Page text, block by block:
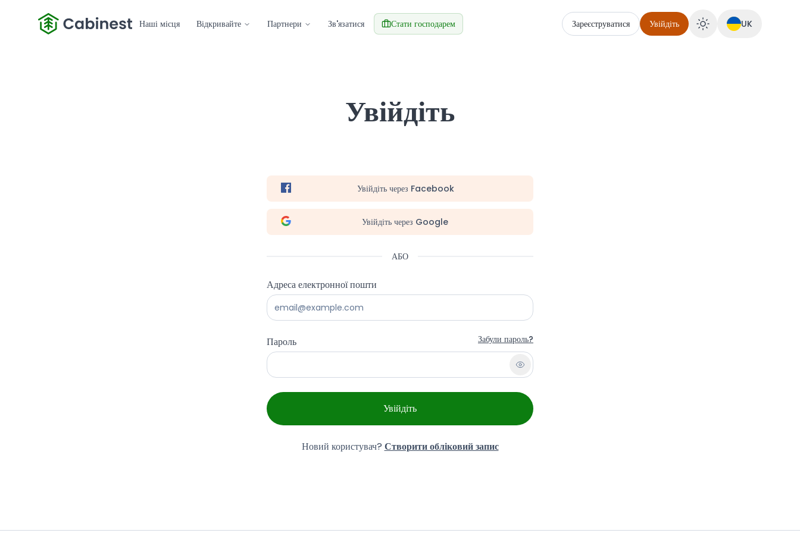
Наші місця Відкривайте Партнери Зв'язатися Стати господарем Зареєструватися Увійдіть UK
Увійдіть
Увійдіть через Facebook
Увійдіть через Google
АБО
Адреса електронної пошти
Пароль Забули пароль?
Увійдіть
Новий користувач? Створити обліковий запис